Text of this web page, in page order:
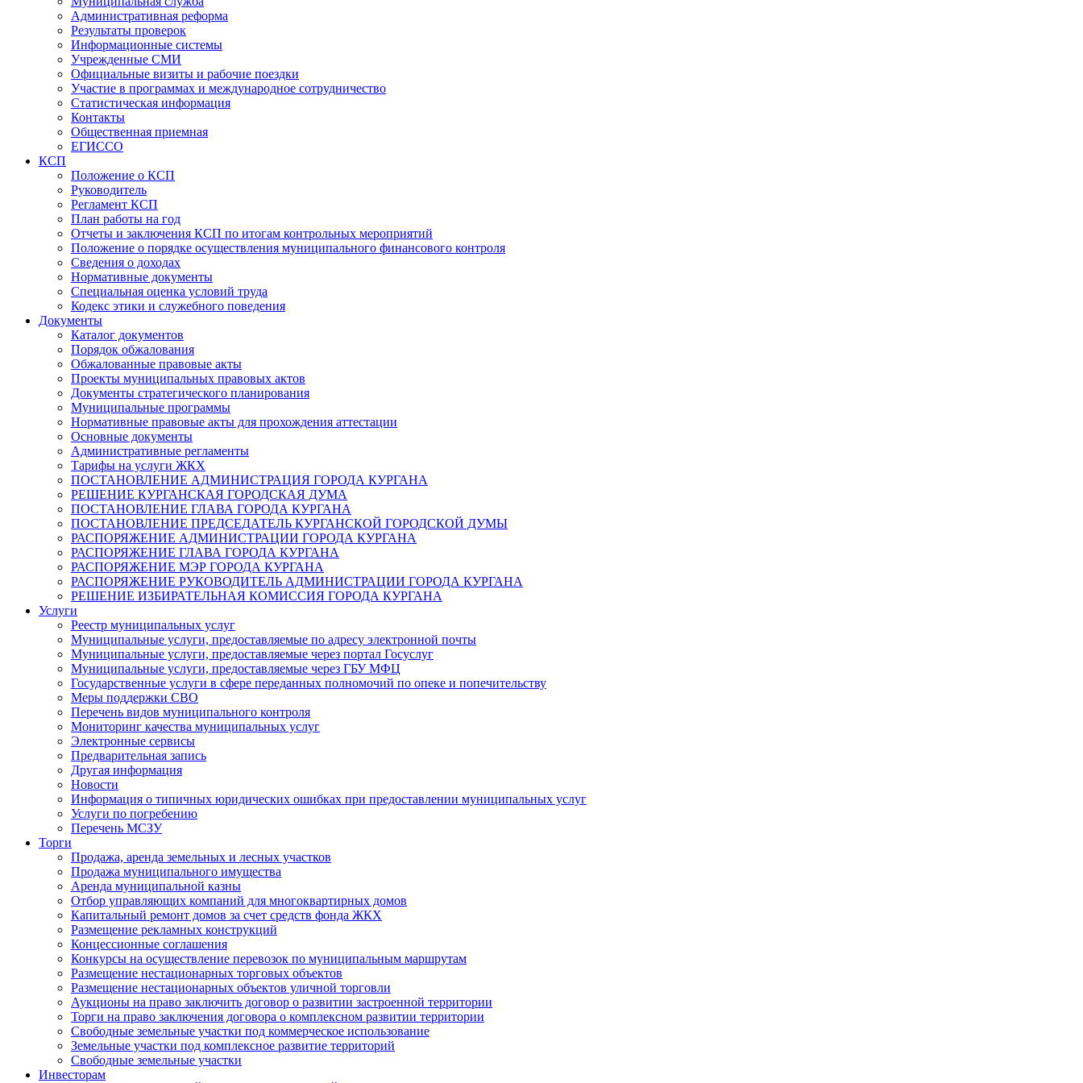
Административная реформа
Результаты проверок
Информационные системы
Учрежденные СМИ
Официальные визиты и рабочие поездки
Участие в программах и международное сотрудничество
Статистическая информация
Контакты
Общественная приемная
ЕГИССО
КСП
Положение о КСП
Руководитель
Регламент КСП
План работы на год
Отчеты и заключения КСП по итогам контрольных мероприятий
Положение о порядке осуществления муниципального финансового контроля
Сведения о доходах
Нормативные документы
Специальная оценка условий труда
Кодекс этики и служебного поведения
Документы
Каталог документов
Порядок обжалования
Обжалованные правовые акты
Проекты муниципальных правовых актов
Документы стратегического планирования
Муниципальные программы
Нормативные правовые акты для прохождения аттестации
Основные документы
Административные регламенты
Тарифы на услуги ЖКХ
ПОСТАНОВЛЕНИЕ АДМИНИСТРАЦИЯ ГОРОДА КУРГАНА
РЕШЕНИЕ КУРГАНСКАЯ ГОРОДСКАЯ ДУМА
ПОСТАНОВЛЕНИЕ ГЛАВА ГОРОДА КУРГАНА
ПОСТАНОВЛЕНИЕ ПРЕДСЕДАТЕЛЬ КУРГАНСКОЙ ГОРОДСКОЙ ДУМЫ
РАСПОРЯЖЕНИЕ АДМИНИСТРАЦИИ ГОРОДА КУРГАНА
РАСПОРЯЖЕНИЕ ГЛАВА ГОРОДА КУРГАНА
РАСПОРЯЖЕНИЕ МЭР ГОРОДА КУРГАНА
РАСПОРЯЖЕНИЕ РУКОВОДИТЕЛЬ АДМИНИСТРАЦИИ ГОРОДА КУРГАНА
РЕШЕНИЕ ИЗБИРАТЕЛЬНАЯ КОМИССИЯ ГОРОДА КУРГАНА
Услуги
Реестр муниципальных услуг
Муниципальные услуги, предоставляемые по адресу электронной почты
Муниципальные услуги, предоставляемые через портал Госуслуг
Муниципальные услуги, предоставляемые через ГБУ МФЦ
Государственные услуги в сфере переданных полномочий по опеке и попечительству
Меры поддержки СВО
Перечень видов муниципального контроля
Мониторинг качества муниципальных услуг
Электронные сервисы
Предварительная запись
Другая информация
Новости
Информация о типичных юридических ошибках при предоставлении муниципальных услуг
Услуги по погребению
Перечень МСЗУ
Торги
Продажа, аренда земельных и лесных участков
Продажа муниципального имущества
Аренда муниципальной казны
Отбор управляющих компаний для многоквартирных домов
Капитальный ремонт домов за счет средств фонда ЖКХ
Размещение рекламных конструкций
Концессионные соглашения
Конкурсы на осуществление перевозок по муниципальным маршрутам
Размещение нестационарных торговых объектов
Размещение нестационарных объектов уличной торговли
Аукционы на право заключить договор о развитии застроенной территории
Торги на право заключения договора о комплексном развитии территории
Свободные земельные участки под коммерческое использование
Земельные участки под комплексное развитие территорий
Свободные земельные участки
Инвесторам